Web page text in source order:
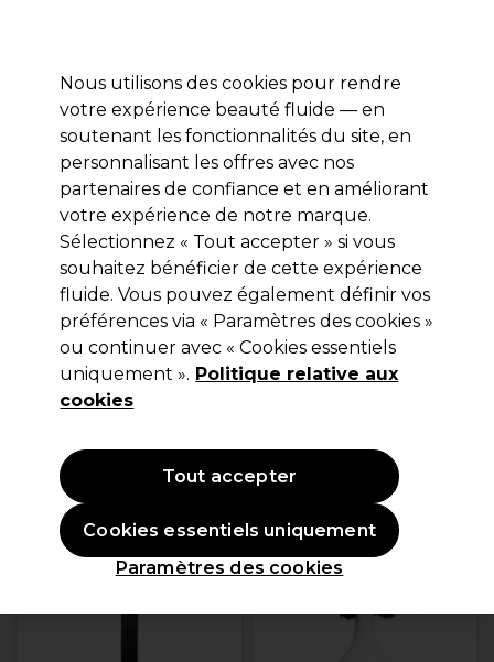
Se connecter
Marques Bons plans Coiffure Electro et Matériel
Livraison et délais
lire la suite
Coiffure Extensions de cheveux et perruques Naturels
Naturels
Filters
Plus de
couleurs
OFFRE
Nous utilisons des cookies pour rendre
votre expérience beauté fluide — en
soutenant les fonctionnalités du site, en
personnalisant les offres avec nos
partenaires de confiance et en améliorant
votre expérience de notre marque.
Sélectionnez « Tout accepter » si vous
souhaitez bénéficier de cette expérience
fluide. Vous pouvez également définir vos
préférences via « Paramètres des cookies »
ou continuer avec « Cookies essentiels
uniquement ». Politique relative aux
cookies
Paramètres des cookies
Cookies essentiels uniquement
Tout accepter